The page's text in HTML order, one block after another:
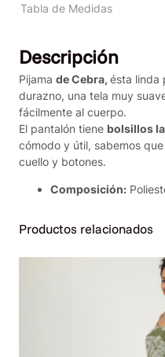
R
a
d
a
C
o
n
i
Tabla de Medidas
Descripción
Pijama de Cebra, ésta linda
durazno, una tela muy
fácilmente al cuerpo.
El pantalón tiene bolsillos
cómodo y útil, sabemos
cuello y botones.
Composición:
Productos relacionados